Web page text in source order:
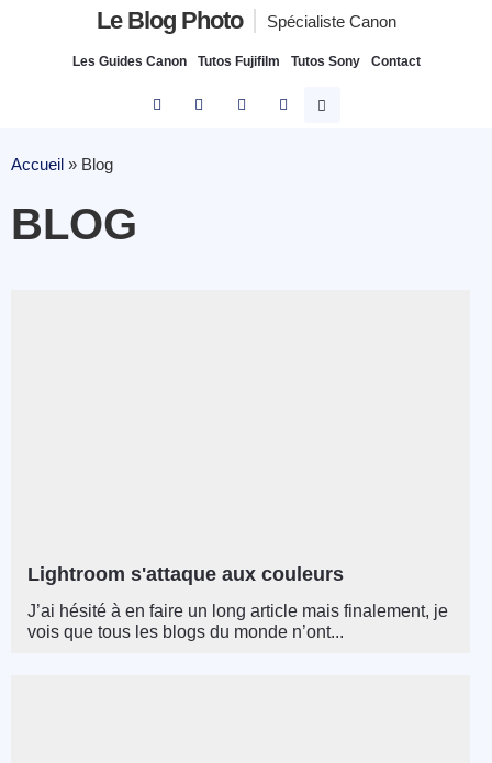
Le Blog Photo Spécialiste Canon
Les Guides Canon Tutos Fujifilm Tutos Sony Contact
Accueil » Blog
BLOG
Lightroom s'attaque aux couleurs
J’ai hésité à en faire un long article mais finalement, je
vois que tous les blogs du monde n’ont...